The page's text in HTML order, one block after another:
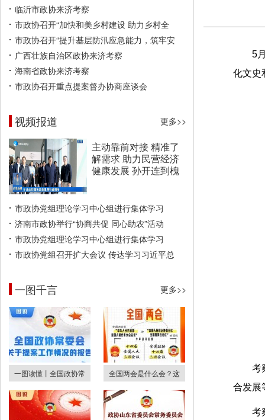
临沂市政协来济考察
市政协召开“加快和美乡村建设 助力乡村全
市政协召开“提升基层防汛应急能力，筑牢安
广西壮族自治区政协来济考察
海南省政协来济考察
市政协召开重点提案督办协商座谈会
视频报道 更多>>
主动靠前对接 精准了
解需求 助力民营经济
健康发展 孙开连到槐
市政协党组理论学习中心组进行集体学习
济南市政协举行“协商共促 同心助农”活动
市政协党组理论学习中心组进行集体学习
市政协党组召开扩大会议 传达学习习近平总
一图千言 更多>>
一图读懂丨全国政协常 全国两会是什么会？这
5
化文史
考
合发展
考